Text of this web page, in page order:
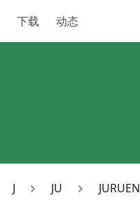
下载 动态
J JU JURUEN